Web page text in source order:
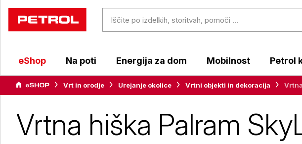
eShop Na poti Energija za dom Mobilnost Petrol
Vrt in orodje Urejanje okolice Vrtni objekti in dekoracija
Vrtna hiška Palram